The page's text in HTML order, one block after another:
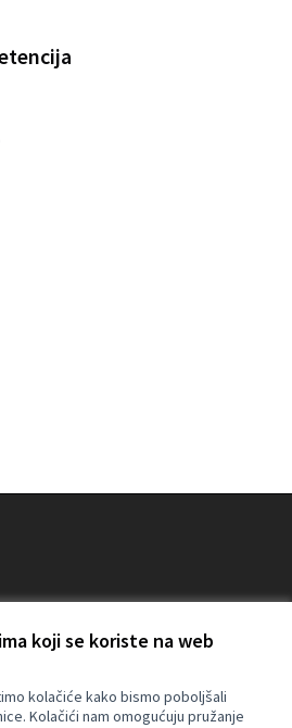
koji se koriste na web
kolačiće kako bismo poboljšali
Kolačići nam omogućuju pružanje
je besplatni softver.